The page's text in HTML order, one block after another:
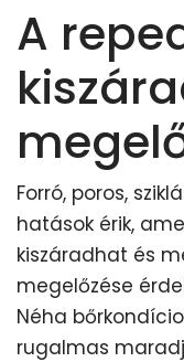
A
Forró, poros,
hatások érik,
kiszáradhat és
megelőzése
Néha
rugalmas